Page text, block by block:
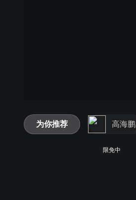
为你推荐 高海鹏
限免中